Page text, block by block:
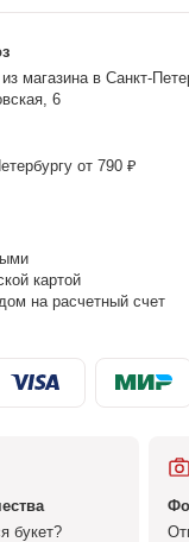
магазина в Санкт-
6
от 790 ₽
картой
на расчетный счет
букет?